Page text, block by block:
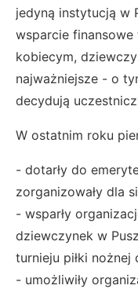
jedyną instytucją w
wsparcie
kobiecym,
najważniejsze - o
decydują
W ostatnim roku
- dotarły do
zorganizowały dla
- wsparły
dziewczynek w
turnieju piłki nożnej
- umożliwiły